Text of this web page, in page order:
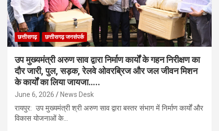
छत्तीसगढ़ छत्तीसगढ़ जनसंपर्क
उप मुख्यमंत्री अरुण साव द्वारा निर्माण कार्यों के गहन निरीक्षण का
दौर जारी, पुल, सड़क, रेलवे ओवरब्रिज और जल जीवन मिशन
के कार्यों का लिया जायजा…..
June 6, 2026 News Desk
रायपुर: उप मुख्यमंत्री श्री अरुण साव द्वारा बस्तर संभाग में निर्माण कार्यों और
विकास योजनाओं के…